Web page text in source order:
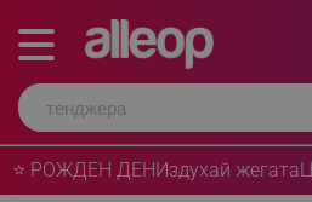
⭐ РОЖДЕН ДЕНИздухай жегата